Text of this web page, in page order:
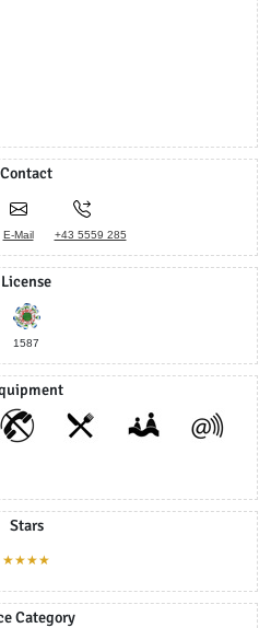
Contact
E-Mail +43 5559 285
License
1587
Stars
★★★★
Category